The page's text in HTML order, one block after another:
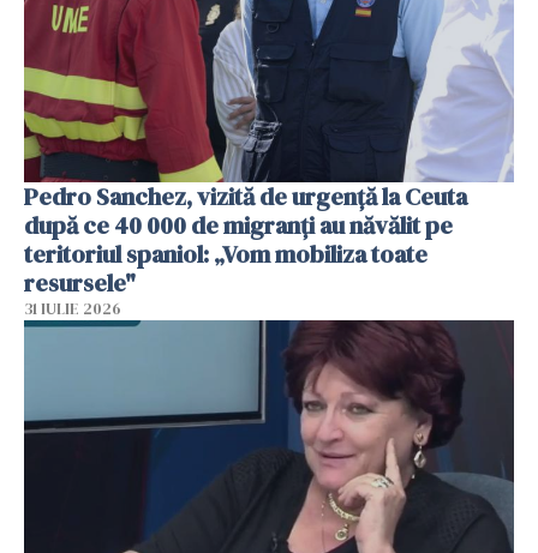
Pedro Sanchez, vizită de urgență la Ceuta
după ce 40 000 de migranți au năvălit pe
teritoriul spaniol: „Vom mobiliza toate
resursele"
31 IULIE 2026